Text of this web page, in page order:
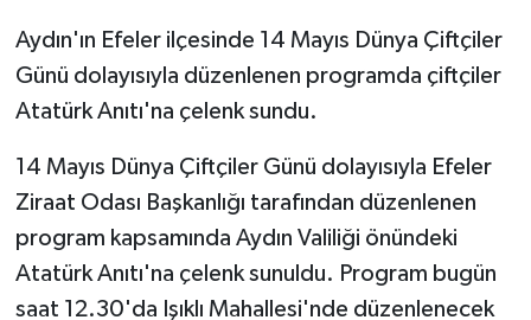
Aydın'ın Efeler ilçesinde 14 Mayıs Dünya Çiftçiler
Günü dolayısıyla düzenlenen programda çiftçiler
Atatürk Anıtı'na çelenk sundu.
14 Mayıs Dünya Çiftçiler Günü dolayısıyla Efeler
Ziraat Odası Başkanlığı tarafından düzenlenen
program kapsamında Aydın Valiliği önündeki
Atatürk Anıtı'na çelenk sunuldu. Program bugün
saat 12.30'da Işıklı Mahallesi'nde düzenlenecek